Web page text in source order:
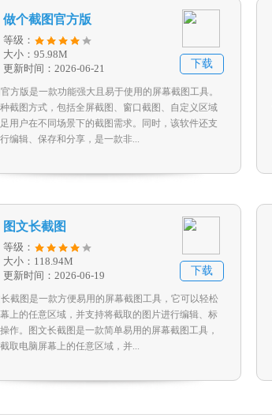
做个截图官方版
等级：
大小：95.98M
更新时间：2026-06-21
下载
方版是一款功能强大且易于使用的屏幕截图工具。
截图方式，包括全屏截图、窗口截图、自定义区域
用户在不同场景下的截图需求。同时，该软件还支
编辑、保存和分享，是一款非...
图文长截图
等级：
大小：118.94M
更新时间：2026-06-19
下载
长截图是一款方便易用的屏幕截图工具，它可以轻松
上的任意区域，并支持将截取的图片进行编辑、标
作。图文长截图是一款简单易用的屏幕截图工具，
取电脑屏幕上的任意区域，并...